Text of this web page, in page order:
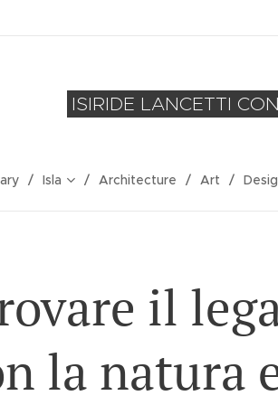
ISIRIDE LANCETTI
Isla Architecture Art
il
la natura